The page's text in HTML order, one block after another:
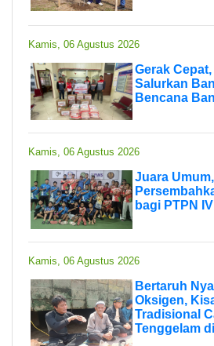
Kamis, 06 Agustus 2026
Gerak
Salurkan
Bencana
Kamis, 06 Agustus 2026
Juara
bagi PTPN
Kamis, 06 Agustus 2026
Bertaruh
Oksigen,
Tradisional
Tenggelam